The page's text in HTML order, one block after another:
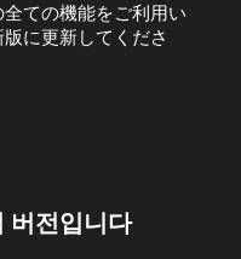
ての機能をご利用い
に更新してくださ
버전입니다